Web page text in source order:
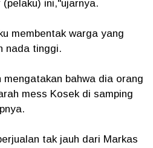
ini,"ujarnya.
membentak warga yang
nada tinggi.
mengatakan bahwa dia orang
mess Kosek di samping
tak jauh dari Markas